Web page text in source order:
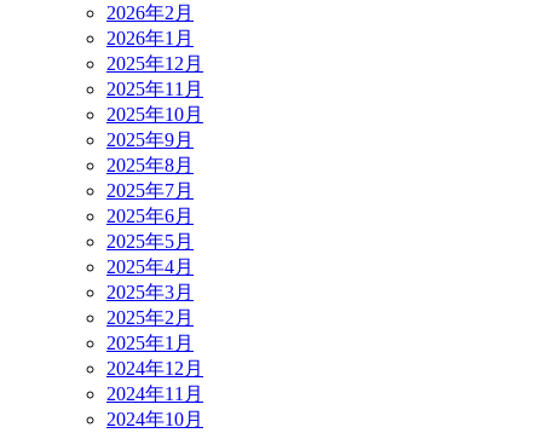
2026年2月
2026年1月
2025年12月
2025年11月
2025年10月
2025年9月
2025年8月
2025年7月
2025年6月
2025年5月
2025年4月
2025年3月
2025年2月
2025年1月
2024年12月
2024年11月
2024年10月